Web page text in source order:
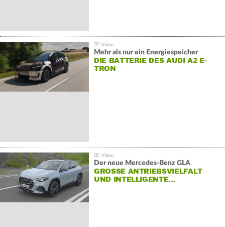
Mehr als nur ein Energiespeicher
DIE BATTERIE DES AUDI A2 E-
TRON
Der neue Mercedes-Benz GLA
GROSSE ANTRIEBSVIELFALT U
ND INTELLIGENTE…